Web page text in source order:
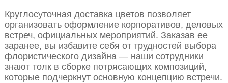
Круглосуточная доставка цветов позволяет
организовать оформление корпоративов, деловых
встреч, официальных мероприятий. Заказав ее
заранее, вы избавите себя от трудностей выбора
флористического дизайна — наши сотрудники
знают толк в сборке потрясающих композиций,
которые подчеркнут основную концепцию встречи.